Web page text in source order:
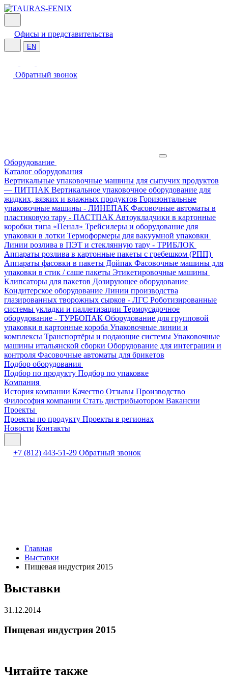
Офисы и представительства
EN
Обратный звонок
Оборудование
Каталог оборудования
Вертикальные упаковочные машины для сыпучих продуктов
— ПИТПАК Вертикальное упаковочное оборудование для
жидких, вязких и влажных продуктов Горизонтальные
упаковочные машины - ЛИНЕПАК Фасовочные автоматы в
пластиковую тару - ПАСТПАК Автоукладчики в картонные
коробки типа «Пенал» Трейсилеры и оборудование для
упаковки в лотки Термоформеры для вакуумной упаковки
Линии розлива в ПЭТ и стеклянную тару - ТРИБЛОК
Аппараты розлива в картонные пакеты с гребешком (РПП)
Аппараты фасовки в пакеты Дойпак Фасовочные машины для
упаковки в стик / саше пакеты Этикетировочные машины
Клипсаторы для пакетов Дозирующее оборудование
Кондитерское оборудование Линии производства
глазированных творожных сырков - ЛГС Роботизированные
системы укладки и паллетизации Термоусадочное
оборудование - ТУРБОПАК Оборудование для групповой
упаковки в картонные короба Упаковочные линии и
комплексы Транспортёры и подающие системы Упаковочные
машины итальянской сборки Оборудование для интеграции и
контроля Фасовочные автоматы для брикетов
Подбор оборудования
Подбор по продукту Подбор по упаковке
Компания
История компании Качество Отзывы Производство
Философия компании Стать дистрибьютором Вакансии
Проекты
Проекты по продукту Проекты в регионах
Новости Контакты
+7 (812) 443-51-29 Обратный звонок
Главная
Выставки
Пищевая индустрия 2015
Выставки
31.12.2014
Пищевая индустрия 2015
Читайте также